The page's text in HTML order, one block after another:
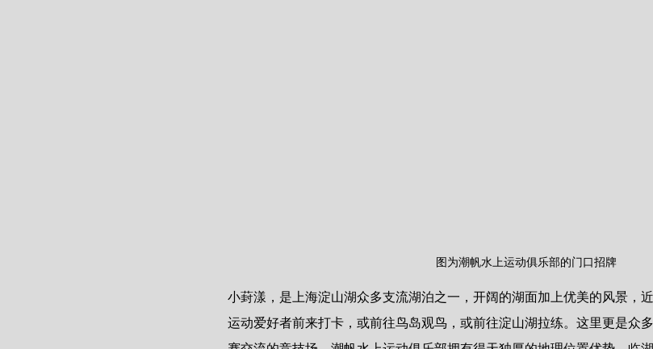
图为潮帆水上运动俱乐部的门口招牌
小葑漾，是上海淀山湖众多支流湖泊之一，开阔的湖面加上优美的风景，
运动爱好者前来打卡，或前往鸟岛观鸟，或前往淀山湖拉练。这里更是众